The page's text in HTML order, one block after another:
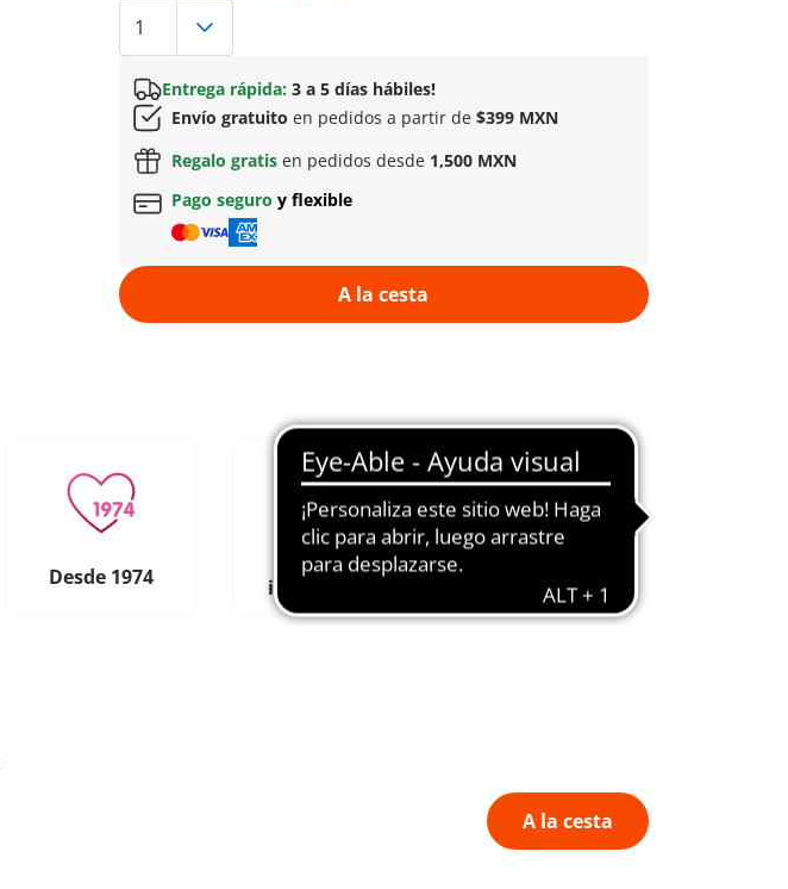
Entrega rápida:3 a 5 días hábiles!
Envío gratuito en pedidos a partir de $399 MXN
Regalo gratis en pedidos desde 1,500 MXN
Pago seguro y flexible
A la cesta
Desde 1974
Fomenta la
imaginación
A la cesta